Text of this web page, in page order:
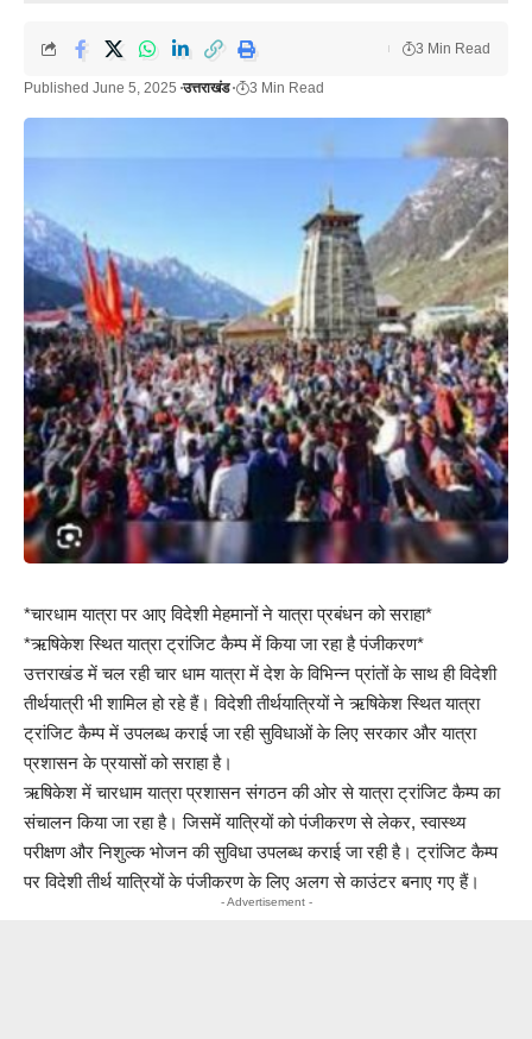
Published June 5, 2025 उत्तराखंड 3 Min Read
3 Min Read
*चारधाम यात्रा पर आए विदेशी मेहमानों ने यात्रा प्रबंधन को सराहा*
*ऋषिकेश स्थित यात्रा ट्रांजिट कैम्प में किया जा रहा है पंजीकरण*
उत्तराखंड में चल रही चार धाम यात्रा में देश के विभिन्न प्रांतों के साथ ही विदेशी
तीर्थयात्री भी शामिल हो रहे हैं। विदेशी तीर्थयात्रियों ने ऋषिकेश स्थित यात्रा
ट्रांजिट कैम्प में उपलब्ध कराई जा रही सुविधाओं के लिए सरकार और यात्रा
प्रशासन के प्रयासों को सराहा है।
ऋषिकेश में चारधाम यात्रा प्रशासन संगठन की ओर से यात्रा ट्रांजिट कैम्प का
संचालन किया जा रहा है। जिसमें यात्रियों को पंजीकरण से लेकर, स्वास्थ्य
परीक्षण और निशुल्क भोजन की सुविधा उपलब्ध कराई जा रही है। ट्रांजिट कैम्प
पर विदेशी तीर्थ यात्रियों के पंजीकरण के लिए अलग से काउंटर बनाए गए हैं।
- Advertisement -